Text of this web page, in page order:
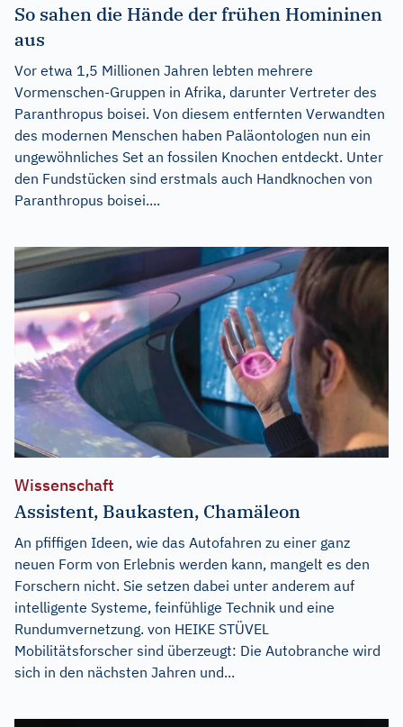
So sahen die Hände der frühen Homininen
aus
Vor etwa 1,5 Millionen Jahren lebten mehrere
Vormenschen-Gruppen in Afrika, darunter Vertreter des
Paranthropus boisei. Von diesem entfernten Verwandten
des modernen Menschen haben Paläontologen nun ein
ungewöhnliches Set an fossilen Knochen entdeckt. Unter
den Fundstücken sind erstmals auch Handknochen von
Paranthropus boisei....
Wissenschaft
Assistent, Baukasten, Chamäleon
An pfiffigen Ideen, wie das Autofahren zu einer ganz
neuen Form von Erlebnis werden kann, mangelt es den
Forschern nicht. Sie setzen dabei unter anderem auf
intelligente Systeme, feinfühlige Technik und eine
Rundumvernetzung. von HEIKE STÜVEL
Mobilitätsforscher sind überzeugt: Die Autobranche wird
sich in den nächsten Jahren und...